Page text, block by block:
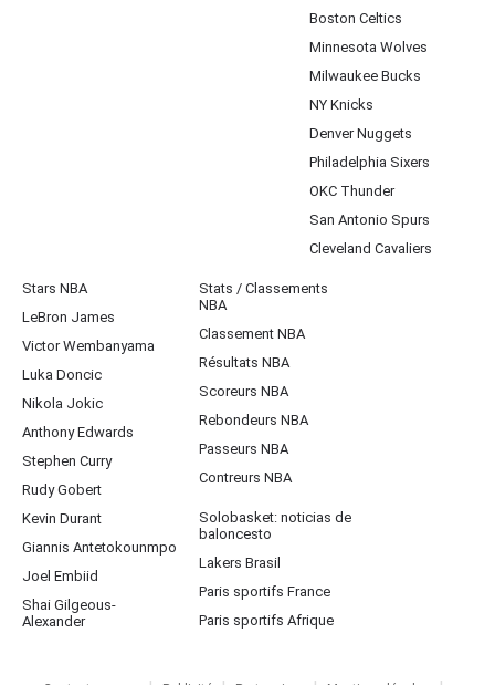
Boston Celtics
Minnesota Wolves
Milwaukee Bucks
NY Knicks
Denver Nuggets
Philadelphia Sixers
OKC Thunder
San Antonio Spurs
Cleveland Cavaliers
Stars NBA
LeBron James
Victor Wembanyama
Luka Doncic
Nikola Jokic
Anthony Edwards
Stephen Curry
Rudy Gobert
Kevin Durant
Giannis Antetokounmpo
Joel Embiid
Shai Gilgeous-
Alexander
Stats / Classements
NBA
Classement NBA
Résultats NBA
Scoreurs NBA
Rebondeurs NBA
Passeurs NBA
Contreurs NBA
Solobasket: noticias de
baloncesto
Lakers Brasil
Paris sportifs France
Paris sportifs Afrique